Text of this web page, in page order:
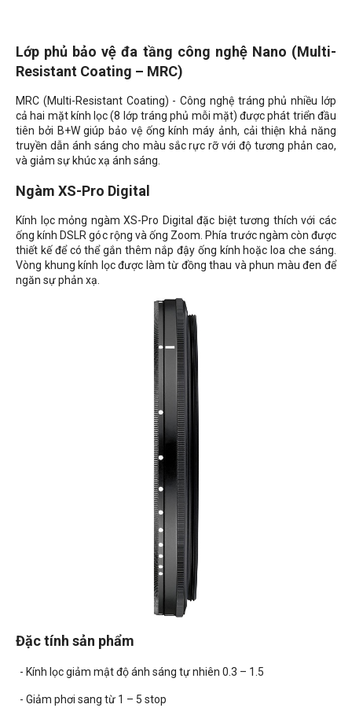
Lớp phủ bảo vệ đa tầng công nghệ Nano (Multi-
Resistant Coating – MRC)
MRC (Multi-Resistant Coating) - Công nghệ tráng phủ nhiều lớp
cả hai mặt kính lọc (8 lớp tráng phủ mỗi mặt) được phát triển đầu
tiên bởi B+W giúp bảo vệ ống kính máy ảnh, cải thiện khả năng
truyền dẫn ánh sáng cho màu sắc rực rỡ với độ tương phản cao,
và giảm sự khúc xạ ánh sáng.
Ngàm XS-Pro Digital
Kính lọc mỏng ngàm XS-Pro Digital đặc biệt tương thích với các
ống kính DSLR góc rộng và ống Zoom. Phía trước ngàm còn được
thiết kế để có thể gắn thêm nắp đậy ống kính hoặc loa che sáng.
Vòng khung kính lọc được làm từ đồng thau và phun màu đen để
ngăn sự phản xạ.
Đặc tính sản phẩm
- Kính lọc giảm mật độ ánh sáng tự nhiên 0.3 – 1.5
- Giảm phơi sang từ 1 – 5 stop